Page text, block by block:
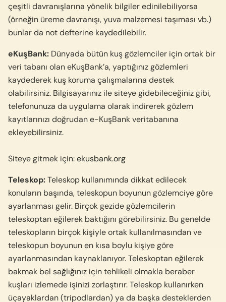
çeşitli davranışlarına yönelik bilgiler edinilebiliyorsa
(örneğin üreme davranışı, yuva malzemesi taşıması vb.)
bunlar da not defterine kaydedilebilir.
eKuşBank: Dünyada bütün kuş gözlemciler için ortak bir
veri tabanı olan eKuşBank’a, yaptığınız gözlemleri
kaydederek kuş koruma çalışmalarına destek
olabilirsiniz. Bilgisayarınız ile siteye gidebileceğiniz gibi,
telefonunuza da uygulama olarak indirerek gözlem
kayıtlarınızı doğrudan e-KuşBank veritabanına
ekleyebilirsiniz.
Siteye gitmek için:ekusbank.org
Teleskop:Teleskop kullanımında dikkat edilecek
konuların başında, teleskopun boyunun gözlemciye göre
ayarlanması gelir. Birçok gezide gözlemcilerin
teleskoptan eğilerek baktığını görebilirsiniz. Bu genelde
teleskopların birçok kişiyle ortak kullanılmasından ve
teleskopun boyunun en kısa boylu kişiye göre
ayarlanmasından kaynaklanıyor. Teleskoptan eğilerek
bakmak bel sağlığınız için tehlikeli olmakla beraber
kuşları izlemede işinizi zorlaştırır. Teleskop kullanırken
üçayaklardan (tripodlardan) ya da başka desteklerden